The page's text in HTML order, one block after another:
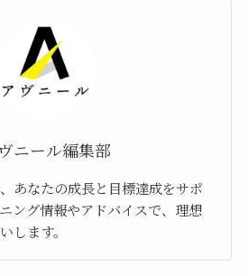
ニール編集部
あなたの成長と目標達成をサポ
ング情報やアドバイスで、理想
します。